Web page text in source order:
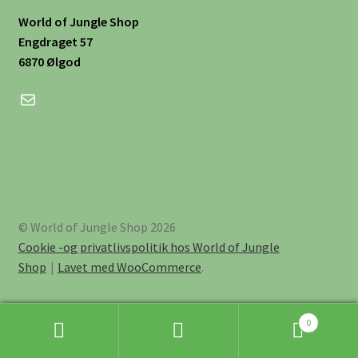
World of Jungle Shop
Engdraget 57
6870 Ølgod
Mail
© World of Jungle Shop 2026
Cookie -og privatlivspolitik hos World of Jungle
Shop
Lavet med WooCommerce.
0